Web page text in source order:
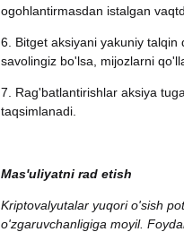
ogohlantirmasdan istalgan
6. Bitget aksiyani yakuniy
savolingiz bo'lsa, mijozlarni
7. Rag'batlantirishlar aksiya
taqsimlanadi.
Mas'uliyatni rad etish
Kriptovalyutalar yuqori o'sish
o'zgaruvchanligiga moyil.